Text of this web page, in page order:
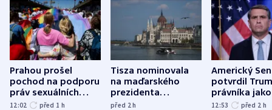
Prahou prošel
pochod na podporu
práv sexuálních
menšin
12:02 před 1 h
Tisza nominovala
na maďarského
prezidenta
bývalého šéfa
před 2h
Americký
potvrdil
právníka jako
ministra
12:53 před 2 h